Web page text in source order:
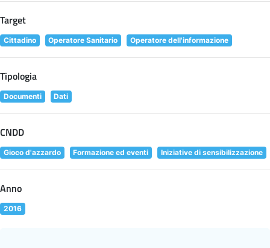
Target
Cittadino Operatore Sanitario Operatore dell'informazione
Tipologia
Documenti Dati
CNDD
Gioco d'azzardo Formazione ed eventi Iniziative di sensibilizzazione
Anno
2016